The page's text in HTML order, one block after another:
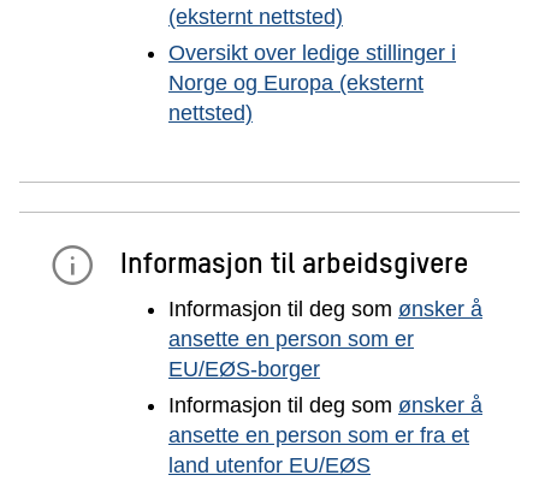
(eksternt nettsted)
Oversikt over ledige stillinger i
Norge og Europa (eksternt
nettsted)
Informasjon til arbeidsgivere
Informasjon til deg som ønsker å
ansette en person som er
EU/EØS-borger
Informasjon til deg som ønsker å
ansette en person som er fra et
land utenfor EU/EØS